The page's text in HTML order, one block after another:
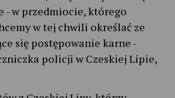
- w przedmiocie, którego
w tej chwili określać ze
się postępowanie karne -
policji w Czeskiej Lipie,